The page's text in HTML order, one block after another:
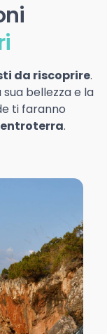
da riscoprire.
bellezza e la
ti faranno
.